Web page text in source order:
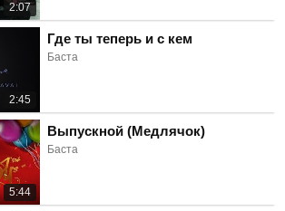
2:07
2:45
Где ты теперь и с кем
Баста
5:44
Выпускной (Медлячок)
Баста